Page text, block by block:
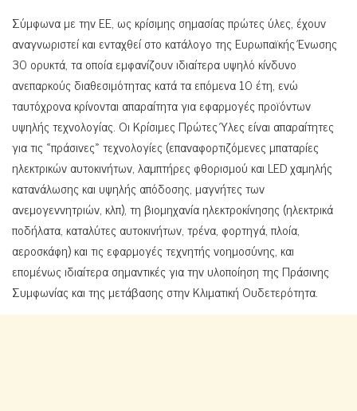
Σύμφωνα με την ΕΕ, ως κρίσιμης σημασίας πρώτες ύλες, έχουν
αναγνωριστεί και ενταχθεί στο κατάλογο της Ευρωπαϊκής Ένωσης
30 ορυκτά, τα οποία εμφανίζουν ιδιαίτερα υψηλό κίνδυνο
ανεπαρκούς διαθεσιμότητας κατά τα επόμενα 10 έτη, ενώ
ταυτόχρονα κρίνονται απαραίτητα για εφαρμογές προϊόντων
υψηλής τεχνολογίας. Οι Κρίσιμες Πρώτες Ύλες είναι απαραίτητες
για τις «πράσινες» τεχνολογίες (επαναφορτιζόμενες μπαταρίες
ηλεκτρικών αυτοκινήτων, λαμπτήρες φθορισμού και LED χαμηλής
κατανάλωσης και υψηλής απόδοσης, μαγνήτες των
ανεμογεννητριών, κλπ), τη βιομηχανία ηλεκτροκίνησης (ηλεκτρικά
ποδήλατα, καταλύτες αυτοκινήτων, τρένα, φορτηγά, πλοία,
αεροσκάφη) και τις εφαρμογές τεχνητής νοημοσύνης, και
επομένως ιδιαίτερα σημαντικές για την υλοποίηση της Πράσινης
Συμφωνίας και της μετάβασης στην Κλιματική Ουδετερότητα.